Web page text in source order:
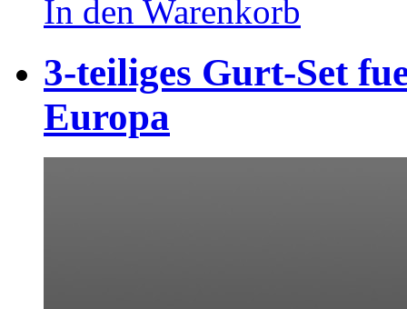
In den Warenkorb
3-teiliges Gurt-Set
Europa